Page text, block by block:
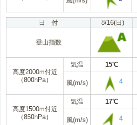
日 付 8/16(日)
登山指数
高度2000m付近
（800hPa）
気温 15℃
風(m/s) 4
高度1500m付近
（850hPa）
気温 17℃
風(m/s) 4